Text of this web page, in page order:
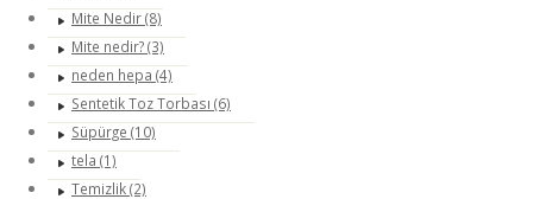
Mite Nedir (8)
Mite nedir? (3)
neden hepa (4)
Sentetik Toz Torbası (6)
Süpürge (10)
tela (1)
Temizlik (2)